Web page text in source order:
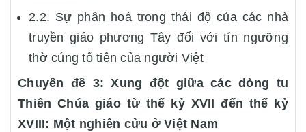
2.2. Sự phân hoá trong thái độ của các nhà
truyền giáo phương Tây đối với tín ngưỡng
thờ cúng tổ tiên của người Việt
Chuyên đề 3: Xung đột giữa các dòng tu
Thiên Chúa giáo từ thế kỷ XVII đến thế kỷ
XVIII: Một nghiên cửu ở Việt Nam